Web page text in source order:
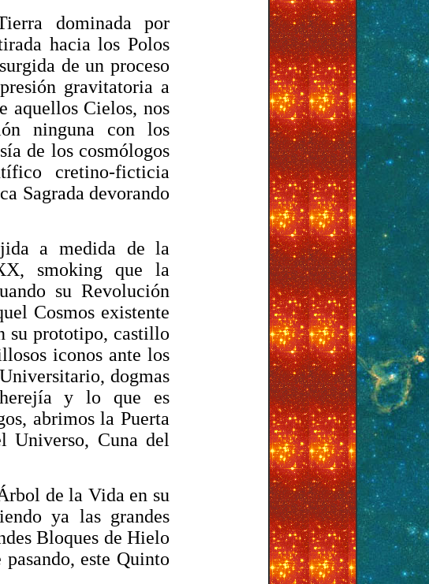
dominada por
hacia los Polos
de un proceso
gravitatoria a
aquellos Cielos, nos
ninguna con los
de los cosmólogos
cretino-ficticia
Sagrada devorando
a medida de la
smoking que la
su Revolución
Cosmos existente
su prototipo, castillo
iconos ante los
dogmas
y lo que es
abrimos la Puerta
Universo, Cuna del
de la Vida en su
ya las grandes
Bloques de Hielo
este Quinto